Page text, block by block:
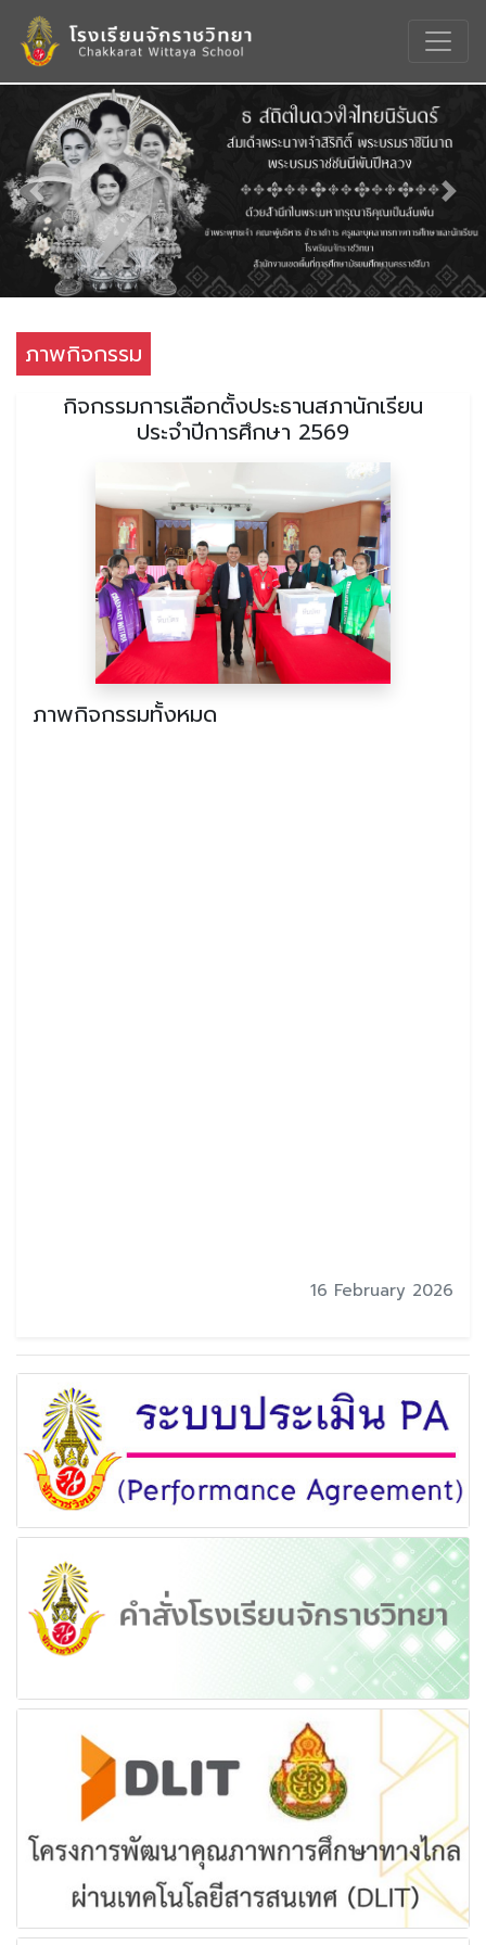
Previous Next
ภาพกิจกรรม
กิจกรรมการเลือกตั้งประธานสภานักเรียน
ประจำปีการศึกษา 2569
ภาพกิจกรรมทั้งหมด
16 February 2026